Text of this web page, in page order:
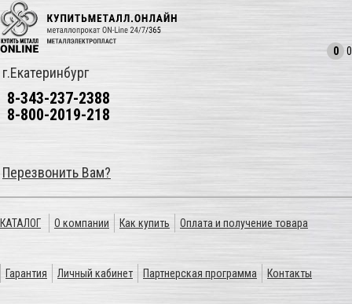
г.Екатеринбург
8-343-237-2388
8-800-2019-218
Перезвонить Вам?
0 0
КАТАЛОГ О компании Как купить Оплата и получение товара
Гарантия Личный кабинет Партнерская программа Контакты